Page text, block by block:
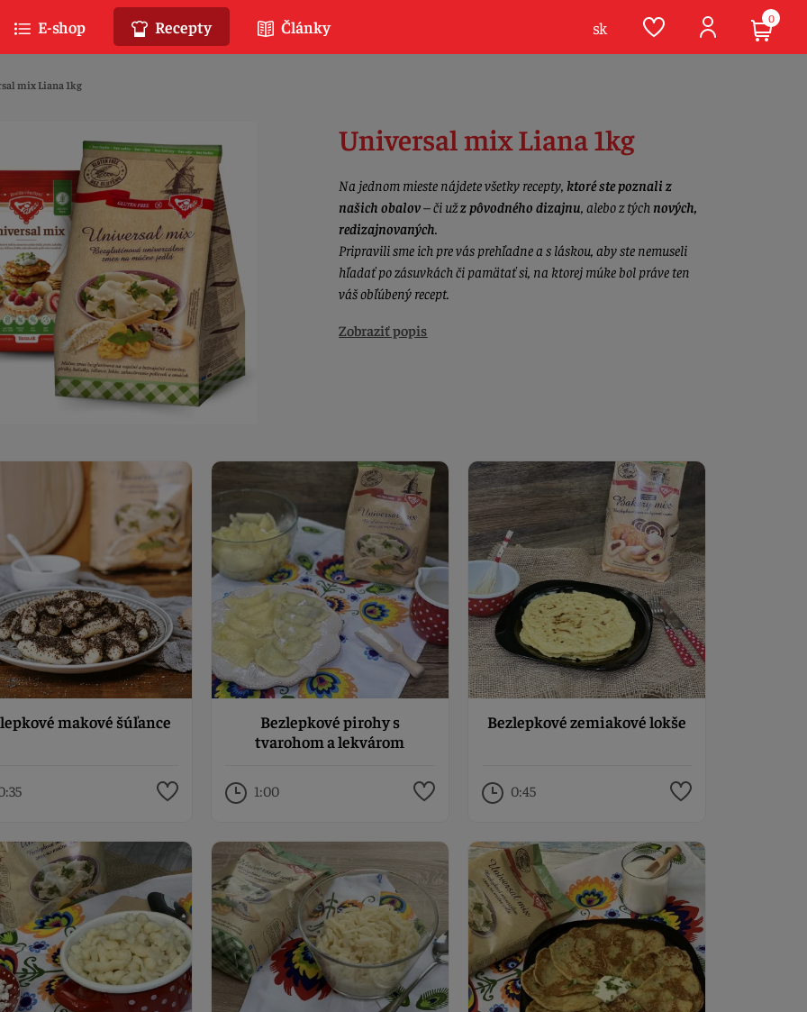
mix Liana 1kg
Universal mix Liana 1kg
Na jednom mieste nájdete všetky recepty, ktoré ste poznali z
našich obalov– či užz pôvodného dizajnu, alebo z týchnových,
redizajnovaných.
Pripravili sme ich pre vás prehľadne a s láskou, aby ste nemuseli
hľadať po zásuvkách či pamätať si, na ktorej múke bol práve ten
váš obľúbený recept.
Zobraziť popis
makové šúľance
Bezlepkové pirohy s
tvarohom a lekvárom
1:00
Bezlepkové zemiakové lokše
0:45
E-shop Recepty Články sk 0